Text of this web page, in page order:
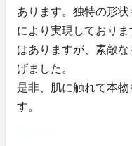
あります。独特の形
により実現しており
はありますが、素敵
げました。
是非、肌に触れて本
す。